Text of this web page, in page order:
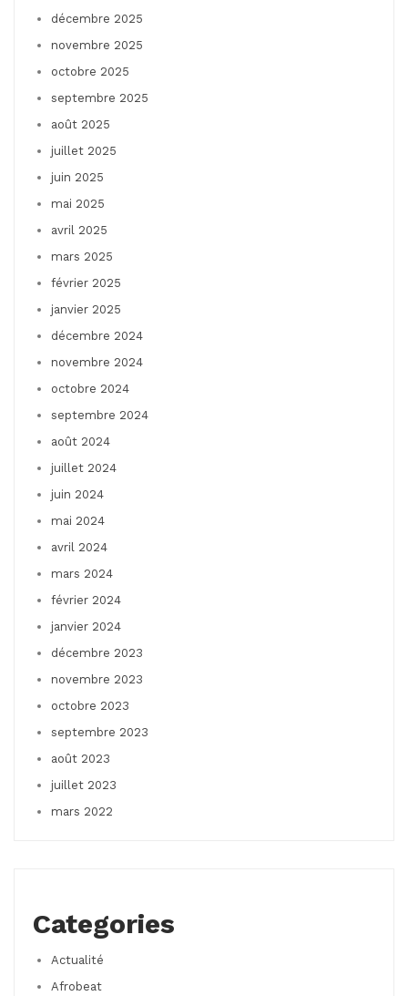
décembre 2025
novembre 2025
octobre 2025
septembre 2025
août 2025
juillet 2025
juin 2025
mai 2025
avril 2025
mars 2025
février 2025
janvier 2025
décembre 2024
novembre 2024
octobre 2024
septembre 2024
août 2024
juillet 2024
juin 2024
mai 2024
avril 2024
mars 2024
février 2024
janvier 2024
décembre 2023
novembre 2023
octobre 2023
septembre 2023
août 2023
juillet 2023
mars 2022
Categories
Actualité
Afrobeat